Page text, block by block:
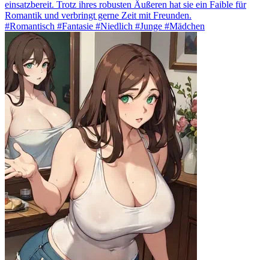
einsatzbereit. Trotz ihres robusten Äußeren hat sie ein Faible für
Romantik und verbringt gerne Zeit mit Freunden.
#Romantisch #Fantasie #Niedlich #Junge #Mädchen